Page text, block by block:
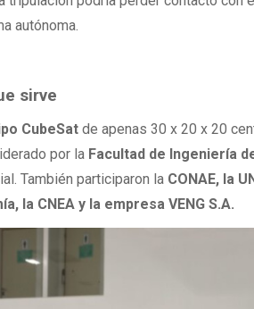
autónoma.
sirve
CubeSat de apenas 30 x 20 x 20
por la Facultad de Ingeniería
También participaron la CONAE, la
la CNEA y la empresa VENG S.A.